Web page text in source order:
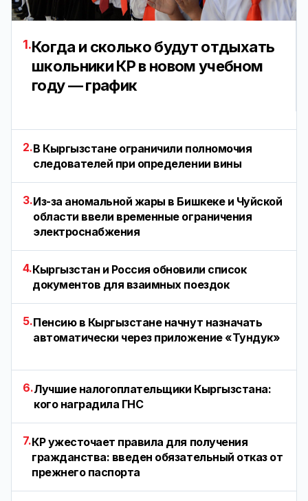
1.Когда и сколько будут отдыхать
школьники КР в новом учебном
году — график
2.В Кыргызстане ограничили полномочия
следователей при определении вины
3.Из-за аномальной жары в Бишкеке и Чуйской
области ввели временные ограничения
электроснабжения
4.Кыргызстан и Россия обновили список
документов для взаимных поездок
5.Пенсию в Кыргызстане начнут назначать
автоматически через приложение «Тундук»
6.Лучшие налогоплательщики Кыргызстана:
кого наградила ГНС
7.КР ужесточает правила для получения
гражданства: введен обязательный отказ от
прежнего паспорта